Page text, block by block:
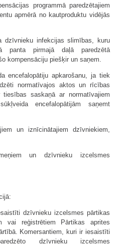
programmā paredzētajiem
apmērā no kautproduktu vidējās
dzīvnieku infekcijas slimības, kuru
panta pirmajā daļā paredzētā
kompensāciju piešķir un saņem.
encefalopātiju apkarošanu, ja tiek
normatīvajos aktos un rīcības
saskaņā ar normatīvajiem
encefalopātijām saņemt
un iznīcinātajiem dzīvniekiem,
un dzīvnieku izcelsmes
dzīvnieku izcelsmes pārtikas
vai reģistrētiem Pārtikas aprites
Komersantiem, kuri ir iesaistīti
dzīvnieku izcelsmes